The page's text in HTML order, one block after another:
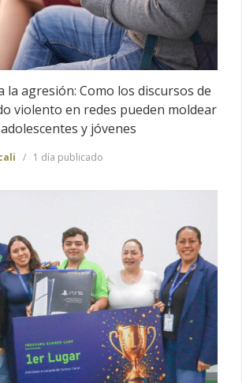
la agresión: Como los discursos de
violento en redes pueden moldear
y jóvenes
1 día publicado